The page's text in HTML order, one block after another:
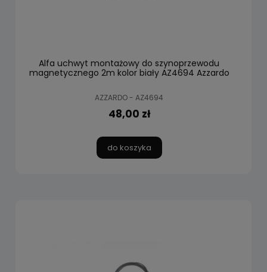
Alfa uchwyt montażowy do szynoprzewodu
magnetycznego 2m kolor biały AZ4694 Azzardo
AZZARDO - AZ4694
48,00 zł
do koszyka